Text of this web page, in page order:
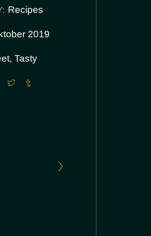
Recipes
2019
, Tasty